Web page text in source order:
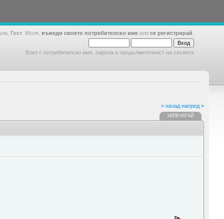
Гост . Моля, въведи своето потребителско име или се регистрирай
Влез с потребителско име, парола и продължителност на сесията
« назад напред »
ИЗПЕЧАТАЙ